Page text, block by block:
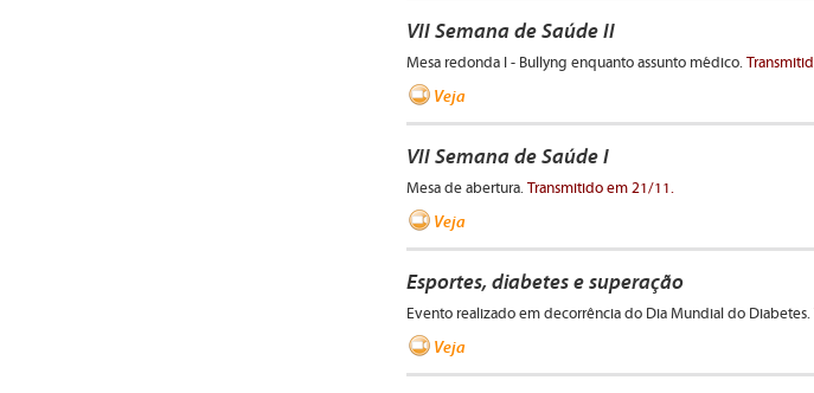
VII Semana de Saúde II
Mesa redonda I - Bullyng enquanto assunto médico.
Veja
VII Semana de Saúde I
Mesa de abertura. Transmitido em 21/11.
Veja
Esportes, diabetes e superação
Evento realizado em decorrência do Dia Mundial do Diabetes.
Veja